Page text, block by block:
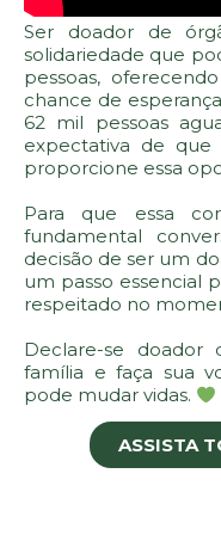
Ser doador de
solidariedade que
pessoas,
chance de
62 mil pessoas
expectativa de
proporcione essa
Para que essa
fundamental
decisão de ser um
um passo essencial
respeitado no
Declare-se doador
família e faça sua
pode mudar vidas.
ASSISTA